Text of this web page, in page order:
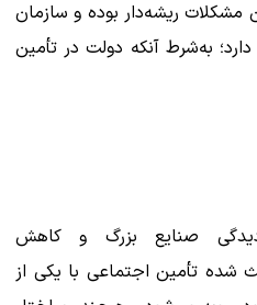
مشکلات ریشه‌دار بوده و سازمان
به‌شرط آنکه دولت در تأمین
صنایع بزرگ و کاهش
شده تأمین اجتماعی با یکی از